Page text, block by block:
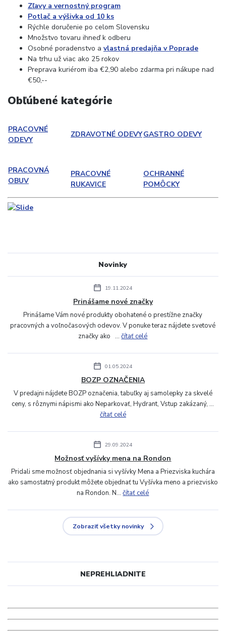
Novinky
19.11.2024
Prinášame nové značky
Prinášame Vám nové produkty obohatené o prestížne značky
pracovných a voľnočasových odevov. V ponuke teraz nájdete svetové
značky ako ...čítať celé
01.05.2024
BOZP OZNAČENIA
V predajni nájdete BOZP označenia, tabuľky aj samolepky za skvelé
ceny, s rôznymi nápismi ako Neparkovať, Hydrant, Vstup zakázaný, ...
čítať celé
29.09.2024
Možnosť vyšívky mena na Rondon
Pridali sme možnosť objednania si vyšívky Mena a Priezviska kuchára
ako samostatný produkt môžete objednať tu Vyšívka meno a priezvisko
na Rondon. N...čítať celé
Zobraziť všetky novinky
NEPREHLIADNITE
Zľavy a vernostný program
Potlač a výšivka od 10 ks
Rýchle doručenie po celom Slovensku
Množstvo tovaru ihneď k odberu
Osobné poradenstvo a vlastná predajňa v Poprade
Na trhu už viac ako 25 rokov
Preprava kuriérom iba €2,90 alebo zdarma pri nákupe nad
€50,--
Obľúbené kategórie
PRACOVNÉ
ODEVY
ZDRAVOTNÉ ODEVYGASTRO ODEVY
PRACOVNÁ
OBUV
PRACOVNÉ
RUKAVICE
OCHRANNÉ
POMÔCKY